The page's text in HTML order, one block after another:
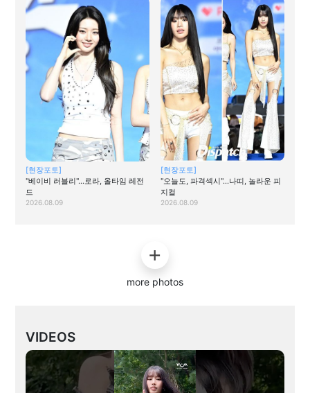
[현장포토]
"베이비 러블리"…로라, 올타임 레전
드
2026.08.09
[현장포토]
"오늘도, 파격섹시"…나띠, 놀라운 피
지컬
2026.08.09
more photos
VIDEOS